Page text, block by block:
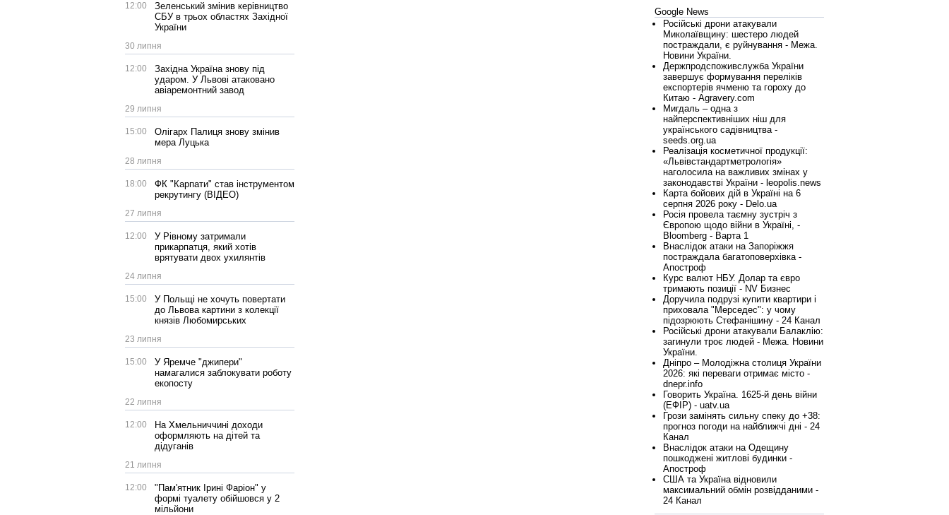
12:00
Зеленський змінив керівництво
СБУ в трьох областях Західної
України
30 липня
12:00
Західна Україна знову під
ударом. У Львові атаковано
авіаремонтний завод
29 липня
15:00
Олігарх Палиця знову змінив
мера Луцька
28 липня
18:00
ФК "Карпати" став інструментом
рекрутингу (ВІДЕО)
27 липня
12:00
У Рівному затримали
прикарпатця, який хотів
врятувати двох ухилянтів
24 липня
15:00
У Польщі не хочуть повертати
до Львова картини з колекції
князів Любомирських
23 липня
15:00
У Яремче "джипери"
намагалися заблокувати роботу
екопосту
22 липня
12:00
На Хмельниччині доходи
оформляють на дітей та
дідуганів
21 липня
12:00
"Пам'ятник Ірині Фаріон" у
формі туалету обійшовся у 2
мільйони
Google News
Російські дрони атакували
Миколаївщину: шестеро людей
постраждали, є руйнування - Межа.
Новини України.
Держпродспоживслужба України
завершує формування переліків
експортерів ячменю та гороху до
Китаю - Agravery.com
Мигдаль – одна з
найперспективніших ніш для
українського садівництва -
seeds.org.ua
Реалізація косметичної продукції:
«Львівстандартметрологія»
наголосила на важливих змінах у
законодавстві України - leopolis.news
Карта бойових дій в Україні на 6
серпня 2026 року - Delo.ua
Росія провела таємну зустріч з
Європою щодо війни в Україні, -
Bloomberg - Варта 1
Внаслідок атаки на Запоріжжя
постраждала багатоповерхівка -
Апостроф
Курс валют НБУ. Долар та євро
тримають позиції - NV Бизнес
Доручила подрузі купити квартири і
приховала "Мерседес": у чому
підозрюють Стефанішину - 24 Канал
Російські дрони атакували Балаклію:
загинули троє людей - Межа. Новини
України.
Дніпро – Молодіжна столиця України
2026: які переваги отримає місто -
dnepr.info
Говорить Україна. 1625-й день війни
(ЕФІР) - uatv.ua
Грози замінять сильну спеку до +38:
прогноз погоди на найближчі дні - 24
Канал
Внаслідок атаки на Одещину
пошкоджені житлові будинки -
Апостроф
США та Україна відновили
максимальний обмін розвідданими -
24 Канал